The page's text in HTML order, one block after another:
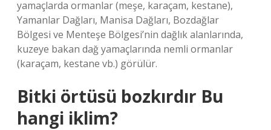
yamaçlarda ormanlar (meşe, karaçam, kestane),
Yamanlar Dağları, Manisa Dağları, Bozdağlar
Bölgesi ve Menteşe Bölgesi’nin dağlık alanlarında,
kuzeye bakan dağ yamaçlarında nemli ormanlar
(karaçam, kestane vb.) görülür.
Bitki örtüsü bozkırdır Bu
hangi iklim?